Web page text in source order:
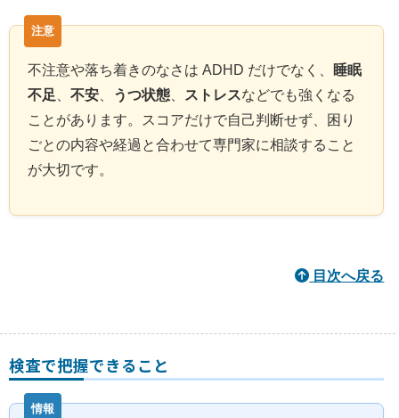
不注意や落ち着きのなさは ADHD だけでなく、
睡眠
不足
不安 うつ状態 ストレスなどでも強くなる
ことがあります。スコアだけで自己判断せず、困り
ごとの内容や経過と合わせて専門家に相談すること
が大切です。
目次へ戻る
検査で把握できること